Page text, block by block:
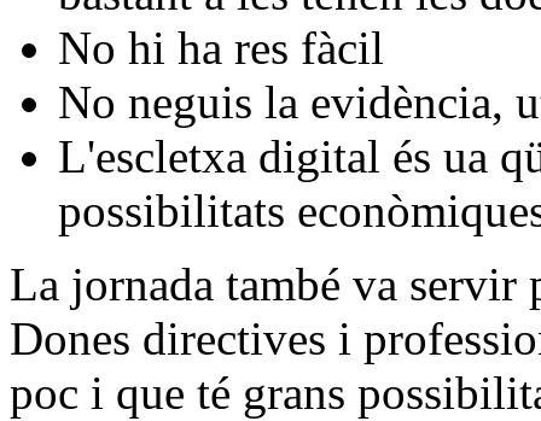
No hi ha res fàcil
No neguis la evidència,
L'escletxa digital és ua
possibilitats
La jornada també va servir
Dones directives i
poc i que té grans